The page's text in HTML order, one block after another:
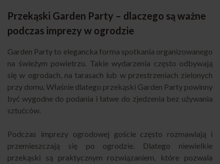
Przekąski Garden Party – dlaczego są ważne
podczas imprezy w ogrodzie
Garden Party to elegancka forma spotkania organizowanego
na świeżym powietrzu. Takie wydarzenia często odbywają
się w ogrodach, na tarasach lub w przestrzeniach zielonych
przy domu. Właśnie dlatego przekąski Garden Party powinny
być wygodne do podania i łatwe do zjedzenia bez używania
sztućców.
Podczas imprezy ogrodowej goście często rozmawiają i
przemieszczają się po ogrodzie. Dlatego niewielkie
przekąski są praktycznym rozwiązaniem, które pozwala